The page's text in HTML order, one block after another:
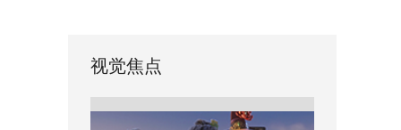
视觉焦点